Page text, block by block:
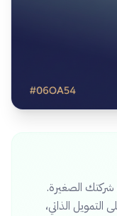
شركتك الصغيرة.
الذاتي،